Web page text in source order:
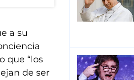
a su
que “los
de ser